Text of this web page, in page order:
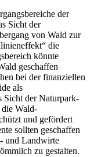
der
Sicht der
von Wald zur
die
könnte
geschaffen
bei der finanziellen
als
Sicht der Naturpark-
Wald-
und gefördert
sollten geschaffen
und Landwirte
zu gestalten.